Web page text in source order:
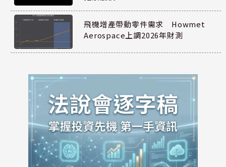
飛機增產帶動零件需求 Howmet
Aerospace上調2026年財測